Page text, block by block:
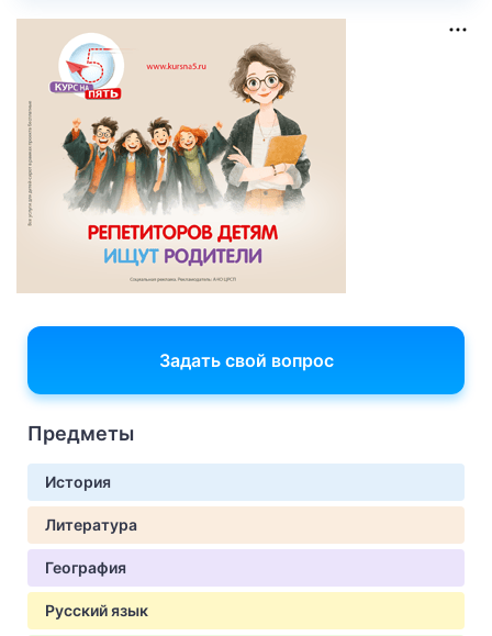
Задать свой вопрос
Предметы
История
Литература
География
Русский язык